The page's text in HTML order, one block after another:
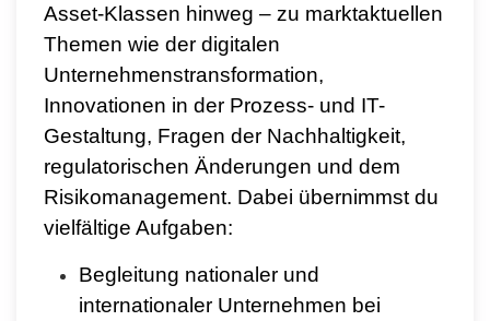
Asset-Klassen hinweg – zu marktaktuellen
Themen wie der digitalen
Unternehmenstransformation,
Innovationen in der Prozess- und IT-
Gestaltung, Fragen der Nachhaltigkeit,
regulatorischen Änderungen und dem
Risikomanagement. Dabei übernimmst du
vielfältige Aufgaben:
Begleitung nationaler und
internationaler Unternehmen bei